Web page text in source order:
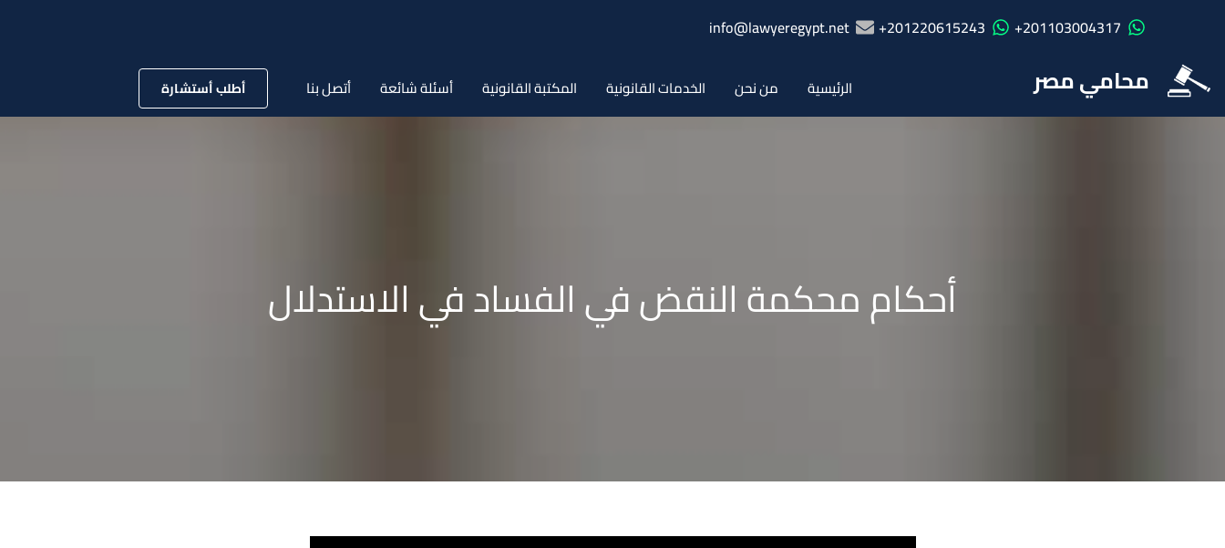
201103004317+
201220615243+
info@lawyeregypt.net
محامي مصر الرئيسية من نحن الخدمات القانونية المكتبة القانونية أسئلة شائعة أتصل بنا أطلب أستشارة
أحكام محكمة النقض في الفساد في الاستدلال